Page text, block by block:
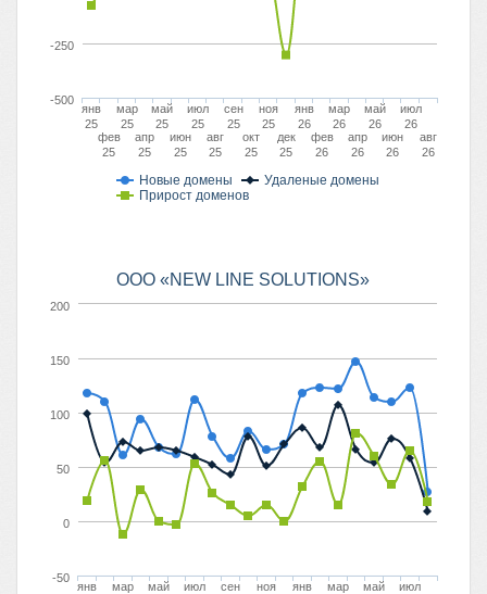
Новые домены
Удаленые домены
Прирост доменов
янв
25
фев
25
мар
25
апр
25
май
25
июн
25
июл
25
авг
25
сен
25
окт
25
ноя
25
дек
25
янв
26
фев
26
мар
26
апр
26
май
26
июн
26
июл
26
авг
26
-500
-250
ООО «NEW LINE SOLUTIONS»
янв
мар
май
июл
сен
ноя
янв
мар
май
июл
0
50
100
150
-50
200